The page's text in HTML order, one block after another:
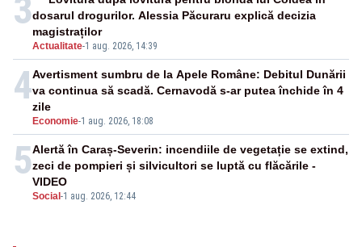
3
Actualitate-1 aug. 2026, 14:39
dosarul drogurilor. Alessia Păcuraru explică decizia
magistraților
4
Economie-1 aug. 2026, 18:08
Avertisment sumbru de la Apele Române: Debitul Dunării
va continua să scadă. Cernavodă s-ar putea închide în 4
zile
5
Social -1 aug. 2026, 12:44
Alertă în Caraș-Severin: incendiile de vegetație se extind,
zeci de pompieri și silvicultori se luptă cu flăcările -
VIDEO